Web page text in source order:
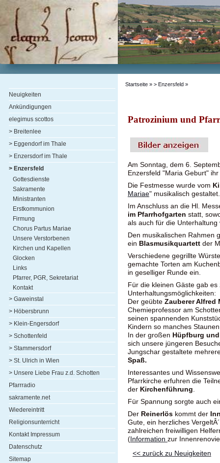
Neuigkeiten
Ankündigungen
elegimus scottos
> Breitenlee
> Eggendorf im Thale
> Enzersdorf im Thale
> Enzersfeld
Gottesdienste
Sakramente
Ministranten
Erstkommunion
Firmung
Chorus Partus Mariae
Unsere Verstorbenen
Kirchen und Kapellen
Glocken
Links
Pfarrer, PGR, Sekretariat
Kontakt
> Gaweinstal
> Höbersbrunn
> Klein-Engersdorf
> Schottenfeld
> Stammersdorf
> St. Ulrich in Wien
> Unsere Liebe Frau z.d. Schotten
Pfarrradio
sakramente.net
Wiedereintritt
Religionsunterricht
Kontakt Impressum
Datenschutz
Sitemap
Startseite » > Enzersfeld »
Patrozinium und
Am Sonntag, dem 6.
Enzersfeld "Maria Geburt"
Die Festmesse wurde vom
Mariae" musikalisch gestaltet.
Im Anschluss an die Hl.
im Pfarrhofgarten statt,
als auch für die
Den musikalischen Rahmen
ein Blasmusikquartett der
Verschiedene gegrillte
gemachte Torten am
in geselliger Runde ein.
Für die kleinen Gäste gab es
Unterhaltungsmöglichkeiten:
Der geübte Zauberer Alfred
Chemieprofessor am
seinen spannenden
Kindern so manches
In der großen Hüpfburg
sich unsere jüngeren
Jungschar gestaltete
Spaß.
Interessantes und
Pfarrkirche erfuhren die
der Kirchenführung
Für Spannung sorgte auch
Der Reinerlös kommt der
Gute, ein herzliches
zahlreichen freiwilligen
( Information zur
<< zurück zu Neuigkeiten